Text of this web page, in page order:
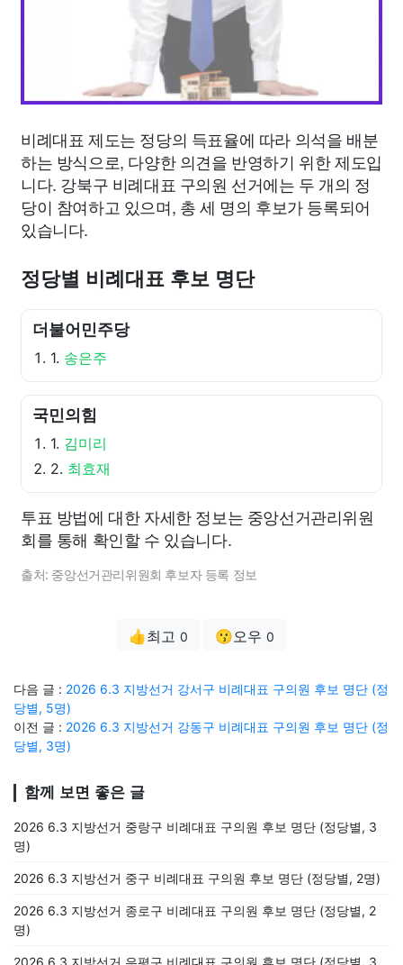
비례대표 제도는 정당의 득표율에 따라 의석을 배분
하는 방식으로, 다양한 의견을 반영하기 위한 제도입
니다. 강북구 비례대표 구의원 선거에는 두 개의 정
당이 참여하고 있으며, 총 세 명의 후보가 등록되어
있습니다.
정당별 비례대표 후보 명단
더불어민주당
1. 송은주
국민의힘
1. 김미리
2. 최효재
투표 방법에 대한 자세한 정보는 중앙선거관리위원
회를 통해 확인할 수 있습니다.
출처: 중앙선거관리위원회 후보자 등록 정보
👍최고 0 😗오우 0
다음 글 : 2026 6.3 지방선거 강서구 비례대표 구의원 후보 명단 (정
당별, 5명)
이전 글 : 2026 6.3 지방선거 강동구 비례대표 구의원 후보 명단 (정
당별, 3명)
함께 보면 좋은 글
2026 6.3 지방선거 중랑구 비례대표 구의원 후보 명단 (정당별, 3
명)
2026 6.3 지방선거 중구 비례대표 구의원 후보 명단 (정당별, 2명)
2026 6.3 지방선거 종로구 비례대표 구의원 후보 명단 (정당별, 2
명)
2026 6.3 지방선거 은평구 비례대표 구의원 후보 명단 (정당별, 3